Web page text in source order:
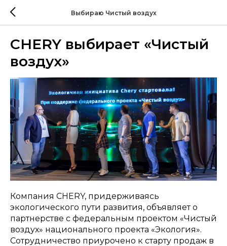
Выбираю Чистый воздух
CHERY выбирает «Чистый
воздух»
Компания CHERY, придерживаясь
экологического пути развития, объявляет о
партнерстве c федеральным проектом «Чистый
воздух» национального проекта «Экология».
Сотрудничество приурочено к старту продаж в